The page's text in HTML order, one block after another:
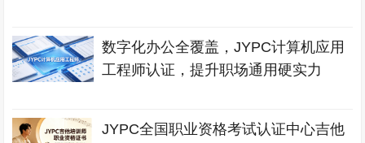
数字化办公全覆盖，JYPC计算机应用
工程师认证，提升职场通用硬实力
JYPC全国职业资格考试认证中心吉他